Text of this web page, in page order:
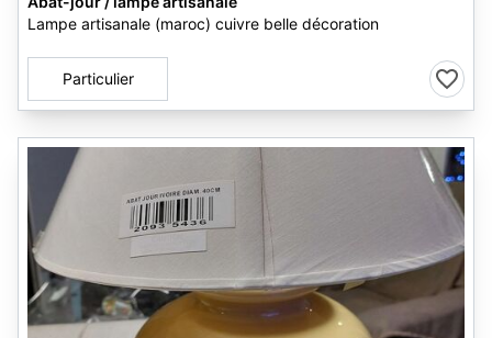
Lampe artisanale (maroc) cuivre belle décoration
Particulier